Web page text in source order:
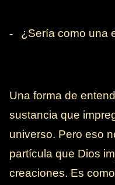
- ¿Sería como una
Una forma de
sustancia que
universo. Pero eso
partícula que Dios
creaciones. Es